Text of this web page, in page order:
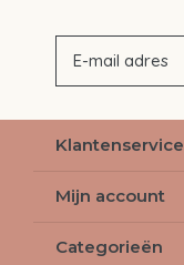
Klantenservice
Mijn account
Categorieën